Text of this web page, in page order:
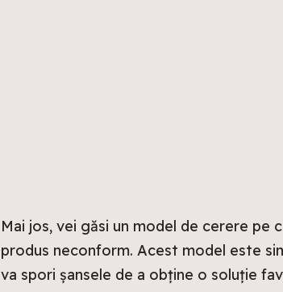
Mai jos, vei găsi un model de cerere
produs neconform. Acest model este
va spori șansele de a obține o soluție